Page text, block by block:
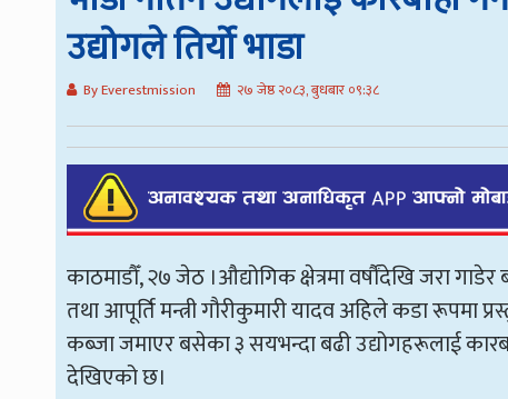
उद्योगले तिर्यो भाडा
By Everestmission २७ जेष्ठ २०८३, बुधबार ०९:३८
काठमाडौँ, २७ जेठ ।औद्योगिक क्षेत्रमा वर्षौंदेखि जरा
तथा आपूर्ति मन्त्री गौरीकुमारी यादव अहिले कडा रूपमा
कब्जा जमाएर बसेका ३ सयभन्दा बढी उद्योगहरूलाई
देखिएको छ।